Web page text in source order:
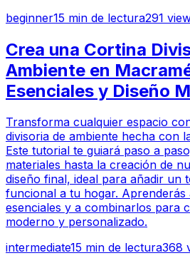
beginner15 min de lectura291
Crea una Cortina
Ambiente en
Esenciales y Diseño
Transforma cualquier espacio
divisoria de ambiente hecha con
Este tutorial te guiará paso a
materiales hasta la creación de
diseño final, ideal para añadir un
funcional a tu hogar. Aprenderás
esenciales y a combinarlos para
moderno y personalizado.
intermediate15 min de lectura368